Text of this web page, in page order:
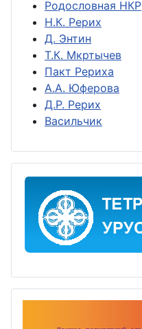
Родословная НКР
Н.К. Рерих
Д. Энтин
Т.К. Мкртычев
Пакт Рериха
А.А. Юферова
Д.Р. Рерих
Васильчик